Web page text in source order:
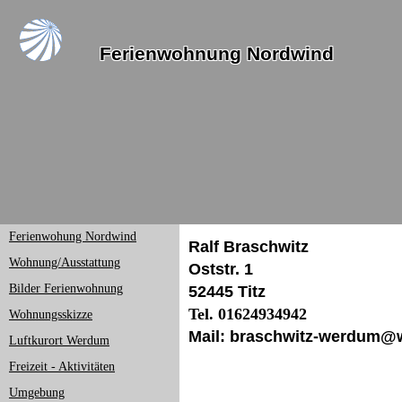
Ferienwohnung Nordwind
Ferienwohung Nordwind
Wohnung/Ausstattung
Bilder Ferienwohnung
Wohnungsskizze
Luftkurort Werdum
Freizeit - Aktivitäten
Umgebung
Ralf Braschwitz
Oststr. 1
52445 Titz
Tel. 01624934942
Mail: braschwitz-